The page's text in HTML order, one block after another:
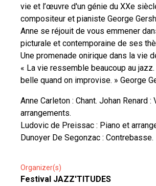
vie et l’œuvre d'un génie du XXe
compositeur et pianiste George
Anne se réjouit de vous emmener
picturale et contemporaine de ses
Une promenade onirique dans la vie
« La vie ressemble beaucoup au
belle quand on improvise. » George
Anne Carleton : Chant. Johan Renard :
arrangements.
Ludovic de Preissac : Piano et
Dunoyer De Segonzac : Contrebasse.
Organizer(s)
Festival JAZZ'TITUDES